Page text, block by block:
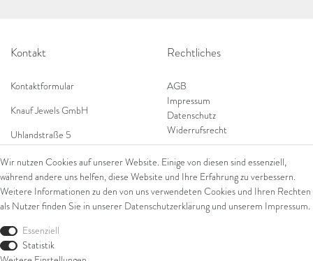
Kontakt
Kontaktformular
Knauf Jewels GmbH
Uhlandstraße 5
Tel: 0049 (0) 173 84 727 84
Tel: 0044 (0)75 84 79 84 18
E-Mail: info@knauf-jewels.com
Shop
Rechtliches
AGB
Impressum
Datenschutz
Widerrufsrecht
Wir nutzen Cookies auf unserer Website. Einige von diesen sind essenziell,
während andere uns helfen, diese Website und Ihre Erfahrung zu verbessern.
Weitere Informationen zu den von uns verwendeten Cookies und Ihren Rechten
als Nutzer finden Sie in unserer Daten­schutz­erklärung und unserem Impressum.
Essenziell
Statistik